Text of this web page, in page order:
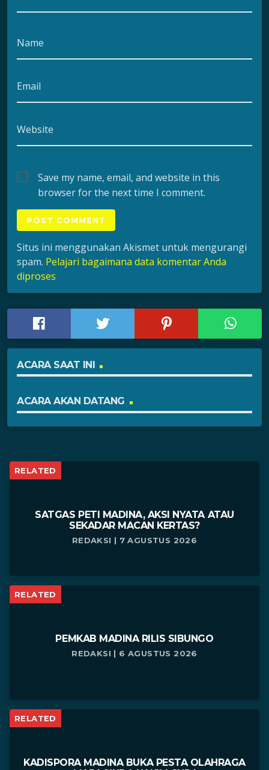
Name
Email
Website
Save my name, email, and website in this
browser for the next time I comment.
Situs ini menggunakan Akismet untuk mengurangi
spam. Pelajari bagaimana data komentar Anda
diproses
ACARA SAAT INI
ACARA AKAN DATANG
RELATED
SATGAS PETI MADINA, AKSI NYATA ATAU
SEKADAR MACAN KERTAS?
REDAKSI | 7 AGUSTUS 2026
RELATED
PEMKAB MADINA RILIS SIBUNGO
REDAKSI | 6 AGUSTUS 2026
RELATED
KADISPORA MADINA BUKA PESTA OLAHRAGA